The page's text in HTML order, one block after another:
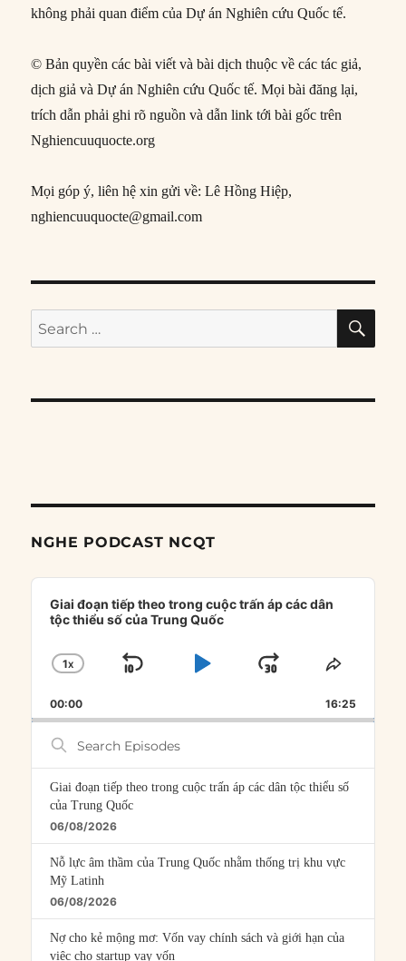
không phải quan điểm của Dự án Nghiên cứu Quốc tế.
© Bản quyền các bài viết và bài dịch thuộc về các tác giả,
dịch giả và Dự án Nghiên cứu Quốc tế. Mọi bài đăng lại,
trích dẫn phải ghi rõ nguồn và dẫn link tới bài gốc trên
Nghiencuuquocte.org
Mọi góp ý, liên hệ xin gửi về: Lê Hồng Hiệp,
nghiencuuquocte@gmail.com
Search
for:
NGHE PODCAST NCQT
Audio
Player
Giai đoạn tiếp theo trong cuộc trấn áp các dân
tộc thiểu số của Trung Quốc
CHANGE
RATE
1X
SKIP
PLAYJUMP
FORWARD
SHARE
00:00 16:25
Search
Episodes
Giai đoạn tiếp theo trong cuộc trấn áp các dân tộc thiểu số
của Trung Quốc
06/08/2026
Nỗ lực âm thầm của Trung Quốc nhằm thống trị khu vực
Mỹ Latinh
06/08/2026
Nợ cho kẻ mộng mơ: Vốn vay chính sách và giới hạn của
việc cho startup vay vốn